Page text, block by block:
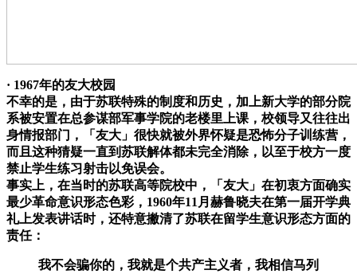
· 1967年的友大校园
不幸的是，由于苏联特殊的制度和历史，加上新大学的部分院
系被安置在总参谋部军事学院的老楼里上课，校领导又往往出
身情报部门，「友大」很快就被外界怀疑是恐怖分子训练营，
而且这种猜疑一直到苏联解体都未完全消除，以至于校方一度
禁止学生练习射击以免误会。
事实上，在当时的苏联高等院校中，「友大」在初衷方面确实
最少革命意识形态色彩，1960年11月赫鲁晓夫在第一届开学典
礼上发表讲话时，还特意撇清了苏联在留学生意识形态方面的
责任：
我不会骗你的，我就是个共产主义者，我相信马列